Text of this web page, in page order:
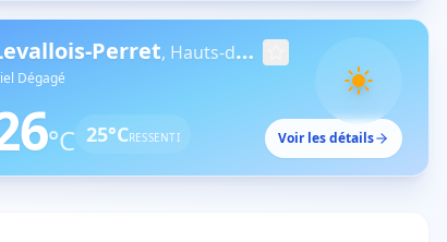
Perret, Hauts-de-Seine
Dégagé
°C 25°CRESSENTI Voir les détails